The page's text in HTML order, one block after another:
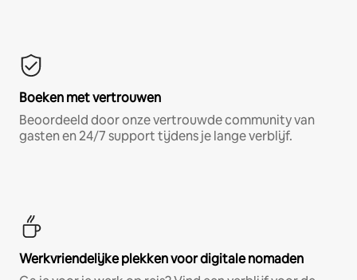
Boeken met vertrouwen
Beoordeeld door onze vertrouwde community van
gasten en 24/7 support tijdens je lange verblijf.
Werkvriendelijke plekken voor digitale nomaden